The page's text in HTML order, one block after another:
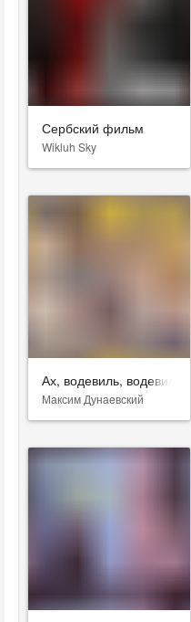
Сербский фильм
Wikluh Sky
Ах, водевиль, водевиль...
Максим Дунаевский